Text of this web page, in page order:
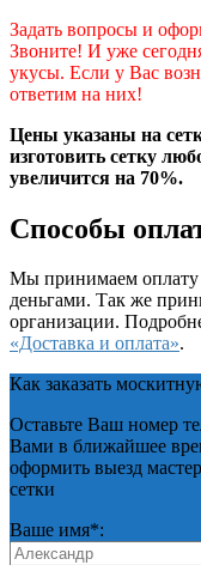
Задать вопросы и
Звоните! И уже
укусы. Если у Вас
ответим на них!
Цены указаны на
изготовить сетку
увеличится на 70%.
Способы
Мы принимаем оплату
деньгами. Так же
организации.
«Доставка и оплата».
Как заказать
Оставьте Ваш номер
Вами в ближайшее
оформить выезд
сетки
Ваше имя*: